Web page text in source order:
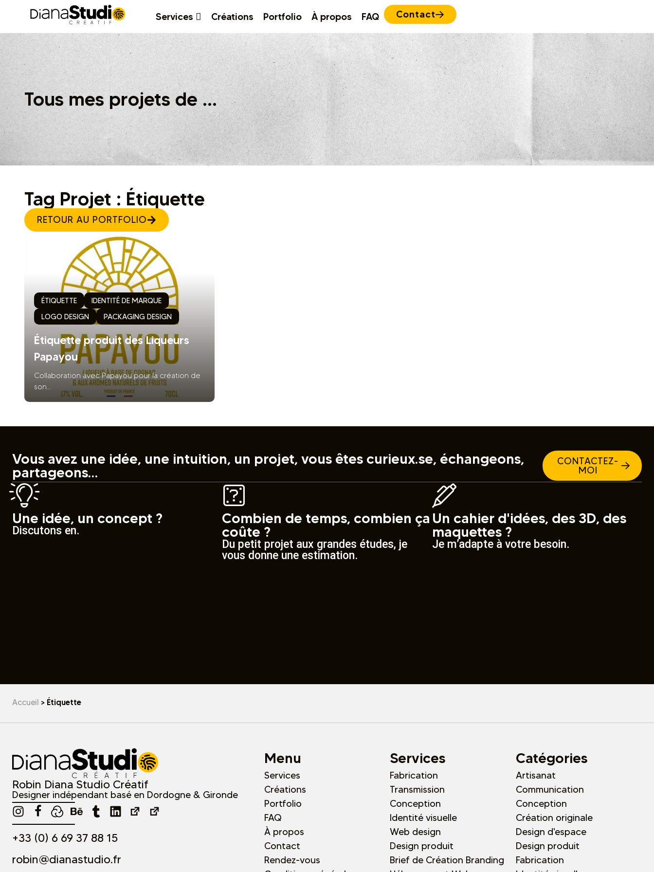
Services Créations Portfolio À propos FAQ Contact
Tous mes projets de ...
Tag Projet : Étiquette
RETOUR AU PORTFOLIO
ÉTIQUETTE
IDENTITÉ DE MARQUE
LOGO DESIGN
PACKAGING DESIGN
Étiquette produit des Liqueurs
Papayou
Collaboration avec Papayou pour la création de
son...
Vous avez une idée, une intuition, un projet, vous êtes curieux.se, échangeons,
partageons…
CONTACTEZ-
MOI
Une idée, un concept ?
Discutons en.
Combien de temps, combien ça
coûte ?
Du petit projet aux grandes études, je
vous donne une estimation.
Un cahier d'idées, des 3D, des
maquettes ?
Je m’adapte à votre besoin.
Accueil > Étiquette
Robin Diana Studio Créatif
Designer indépendant basé en Dordogne & Gironde
+33 (0) 6 69 37 88 15
robin@dianastudio.fr
Menu
Services
Créations
Portfolio
FAQ
À propos
Contact
Rendez-vous
Services
Fabrication
Transmission
Conception
Identité visuelle
Web design
Design produit
Brief de Création Branding
Catégories
Artisanat
Communication
Conception
Création originale
Design d'espace
Design produit
Fabrication